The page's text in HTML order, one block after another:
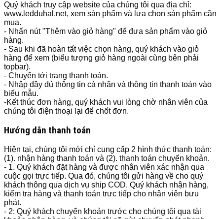
Quý khách truy cập website của chúng tôi qua địa chỉ:
www.ledduhal.net, xem sản phẩm và lựa chọn sản phẩm cần
mua.
- Nhấn nút "Thêm vào giỏ hàng" để đưa sản phẩm vào giỏ
hàng.
- Sau khi đã hoàn tất việc chọn hàng, quý khách vào giỏ
hàng để xem (biểu tượng giỏ hàng ngoài cùng bên phải
topbar).
- Chuyển tới trang thanh toán.
- Nhập đầy đủ thông tin cá nhân và thông tin thanh toán vào
biểu mẫu.
-Kết thúc đơn hàng, quý khách vui lòng chờ nhân viên của
chúng tôi điện thoại lại để chốt đơn.
Hướng dẫn thanh toán
Hiện tại, chúng tôi mới chỉ cung cấp 2 hình thức thanh toán:
(1). nhận hàng thanh toán và (2). thanh toán chuyển khoản.
- 1. Quý khách đặt hàng và được nhân viên xác nhận qua
cuộc gọi trực tiếp. Qua đó, chúng tôi gửi hàng về cho quý
khách thông qua dịch vụ ship COD. Quý khách nhận hàng,
kiểm tra hàng và thanh toán trực tiếp cho nhân viên bưu
phát.
- 2: Quý khách chuyển khoản trước cho chúng tôi qua tài